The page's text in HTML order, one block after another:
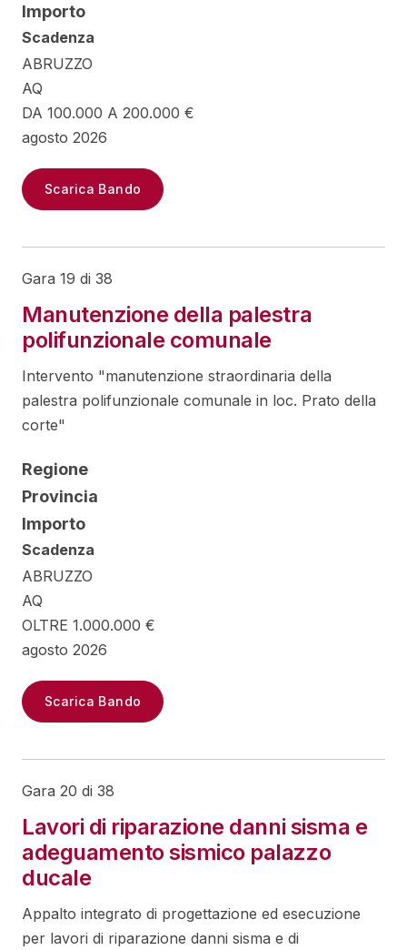
Importo
Scadenza
ABRUZZO
AQ
DA 100.000 A 200.000 €
agosto 2026
Scarica Bando
Gara 19 di 38
Manutenzione della palestra
polifunzionale comunale
Intervento "manutenzione straordinaria della
palestra polifunzionale comunale in loc. Prato della
corte"
Regione
Provincia
Importo
Scadenza
ABRUZZO
AQ
OLTRE 1.000.000 €
agosto 2026
Scarica Bando
Gara 20 di 38
Lavori di riparazione danni sisma e
adeguamento sismico palazzo
ducale
Appalto integrato di progettazione ed esecuzione
per lavori di riparazione danni sisma e di